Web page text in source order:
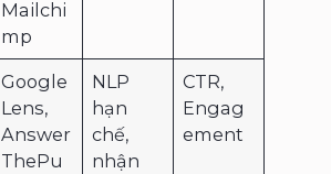
Mailchi
mp
Google
Lens,
Answer
ThePu
NLP
hạn
chế,
nhận
CTR,
Engag
ement